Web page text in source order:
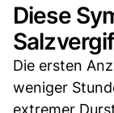
Diese
Die ersten
weniger
extremer